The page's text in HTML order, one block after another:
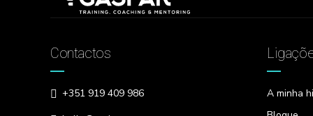
Contactos
+351 919 409 986
A minha